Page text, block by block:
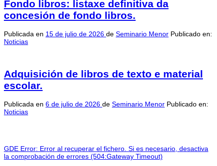
Fondo libros: listaxe definitiva da
concesión de fondo libros.
Publicada en 15 de julio de 2026 de Seminario Menor Publicado en:
Noticias
Adquisición de libros de texto e material
escolar.
Publicada en 6 de julio de 2026 de Seminario Menor Publicado en:
Noticias
GDE Error: Error al recuperar el fichero. Si es necesario, desactiva
la comprobación de errores (504:Gateway Timeout)